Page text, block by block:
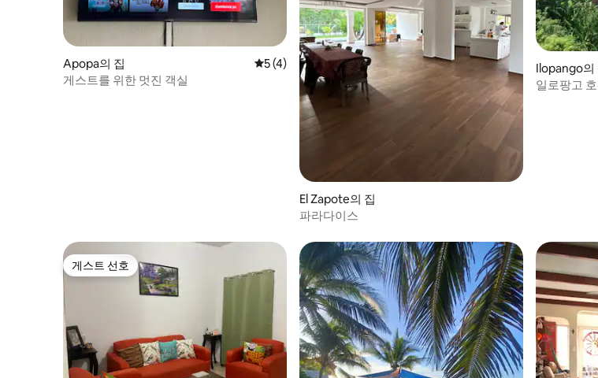
Apopa의 집 평점 5점(5점 만점), 후기 4개
5 (4)
게스트를 위한 멋진 객실
El Zapote의 집
파라다이스
Ilopango의
일로팡고
게스트 선호
게스트 선호